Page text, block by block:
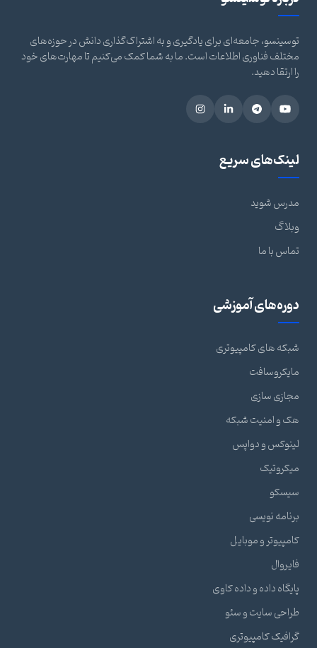
توسینسو، جامعه‌ای برای یادگیری و به اشتراک‌گذاری دانش در حوزه‌های
مختلف فناوری اطلاعات است. ما به شما کمک می‌کنیم تا مهارت‌های خود
را ارتقا دهید.
لینک‌های سریع
مدرس شوید
وبلاگ
تماس با ما
دوره‌های آموزشی
شبکه های کامپیوتری
مایکروسافت
مجازی سازی
هک و امنیت شبکه
لینوکس و دواپس
میکروتیک
سیسکو
برنامه نویسی
کامپیوتر و موبایل
فایروال
پایگاه داده و داده کاوی
طراحی سایت و سئو
گرافیک کامپیوتری